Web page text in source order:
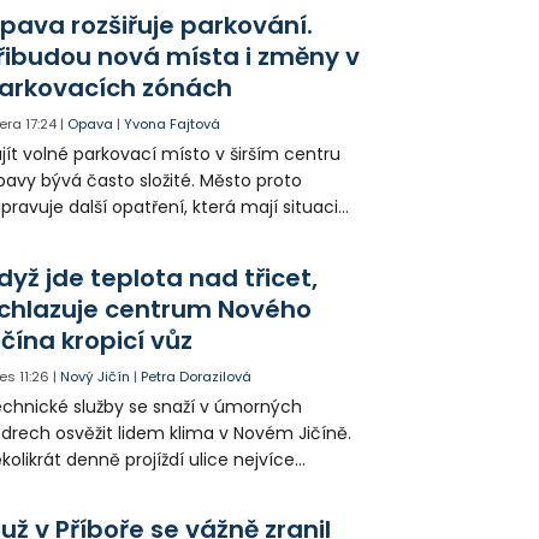
psa hledá.
rozšiřuje parkování.
nová místa i změny v
zónách
17:24 | Opava |Yvona Fajtová
volné parkovací místo v širším centru
bývá často složité. Město proto
další opatření, která mají situaci
řidiče v parkovacích zónách.
jde teplota nad třicet,
centrum Nového
kropicí vůz
11:26 |Nový Jičín |Petra Dorazilová
služby se snaží v úmorných
osvěžit lidem klima v Novém Jičíně.
denně projíždí ulice nejvíce
v Příboře se vážně zranil